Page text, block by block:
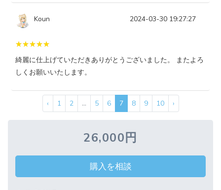
Koun 2024-03-30 19:27:27
綺麗に仕上げていただきありがとうございました。 またよろ
しくお願いいたします。
‹ 1 2 ... 5 6 7 8 9 10 ›
26,000円
購入を相談